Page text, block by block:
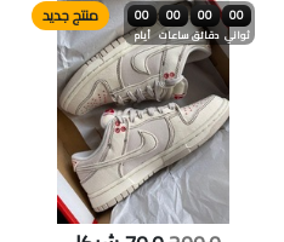
00
أيام
00
ساعات
00
دقائق
00
ثواني
منتج جديد